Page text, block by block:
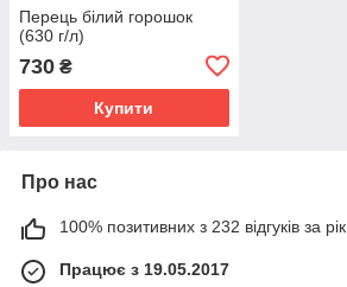
Перець білий горошок
(630 г/л)
730 ₴
Купити
Про нас
100% позитивних з 232 відгуків за рік
Працює з 19.05.2017